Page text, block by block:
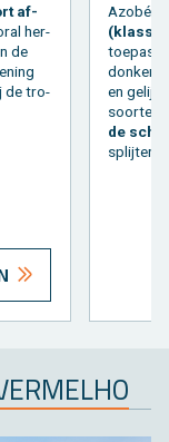
af­
her­
de
de tro­
Azobé
(klas­se
en
soor­ten
de
splij­ten.